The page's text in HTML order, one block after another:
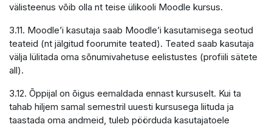
välisteenus võib olla nt teise ülikooli Moodle kursus.
3.11. Moodle’i kasutaja saab Moodle’i kasutamisega seotud
teateid (nt jälgitud foorumite teated). Teated saab kasutaja
välja lülitada oma sõnumivahetuse eelistustes (profiili sätete
all).
3.12. Õppijal on õigus eemaldada ennast kursuselt. Kui ta
tahab hiljem samal semestril uuesti kursusega liituda ja
taastada oma andmeid, tuleb pöörduda kasutajatoele